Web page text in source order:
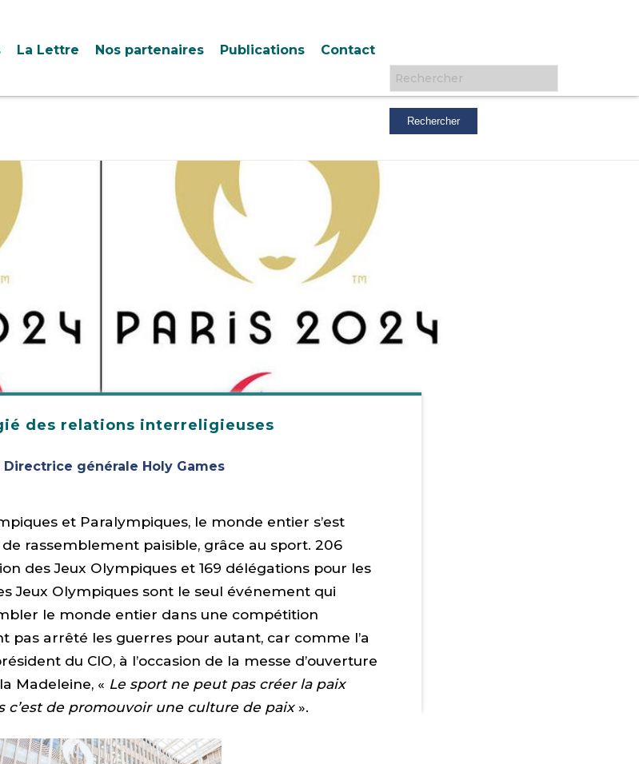
La Lettre Nos partenaires Publications Contact
Rechercher :
des relations interreligieuses
générale Holy Games
et Paralympiques, le monde entier s’est
rassemblement paisible, grâce au sport. 206
des Jeux Olympiques et 169 délégations pour les
Jeux Olympiques sont le seul événement qui
le monde entier dans une compétition
pas arrêté les guerres pour autant, car comme l’a
du CIO, à l’occasion de la messe d’ouverture
Madeleine, « Le sport ne peut pas créer la paix
c’est de promouvoir une culture de paix».